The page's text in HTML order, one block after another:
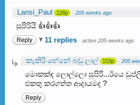
Lansi_Paul 128p · 205 weeks ago
සුපිරියි 👍👍👍
Reply 11 replies · active 205 weeks ago
කැකිරි හේනේ බඩු ලාල් 153p · 205
මොකක්ද ලොල්ලො සුපිරි...ඊයෙ
එකතු කරගත්ත ආදායමද ?
Reply